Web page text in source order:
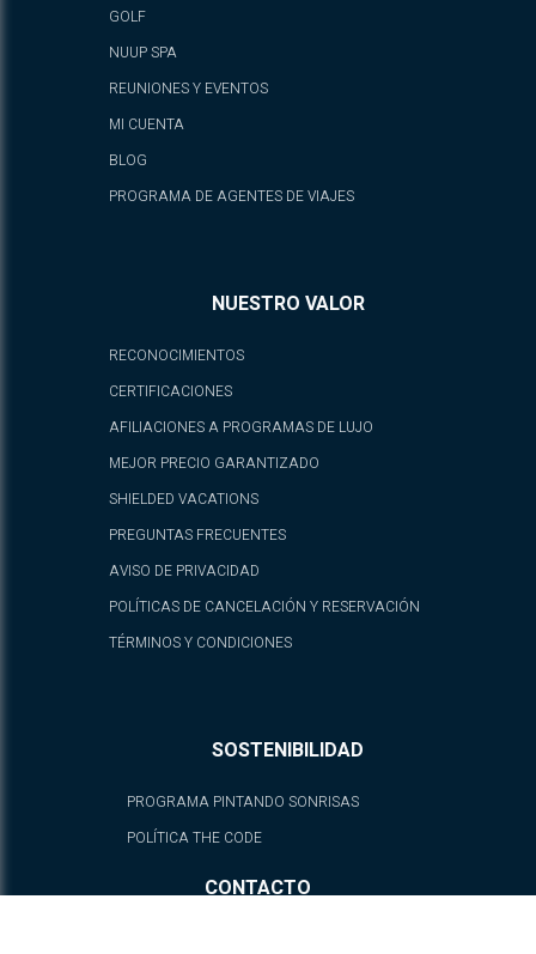
GOLF
NUUP SPA
REUNIONES Y EVENTOS
MI CUENTA
BLOG
PROGRAMA DE AGENTES DE VIAJES
NUESTRO VALOR
RECONOCIMIENTOS
CERTIFICACIONES
AFILIACIONES A PROGRAMAS DE LUJO
MEJOR PRECIO GARANTIZADO
SHIELDED VACATIONS
PREGUNTAS FRECUENTES
AVISO DE PRIVACIDAD
POLÍTICAS DE CANCELACIÓN Y RESERVACIÓN
TÉRMINOS Y CONDICIONES
SOSTENIBILIDAD
PROGRAMA PINTANDO SONRISAS
POLÍTICA THE CODE
CONTACTO